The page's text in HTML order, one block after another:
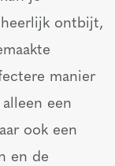
heerlijk ontbijt,
manier
een
ook een
en de